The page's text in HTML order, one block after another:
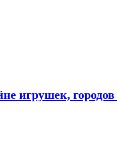
игрушек,